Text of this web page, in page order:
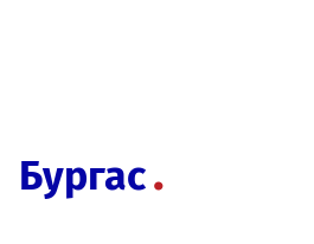
Бургас